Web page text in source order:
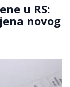
u RS:
novog